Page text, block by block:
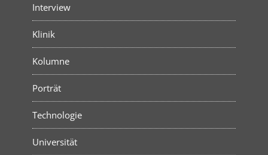
Interview
Klinik
Kolumne
Porträt
Technologie
Universität